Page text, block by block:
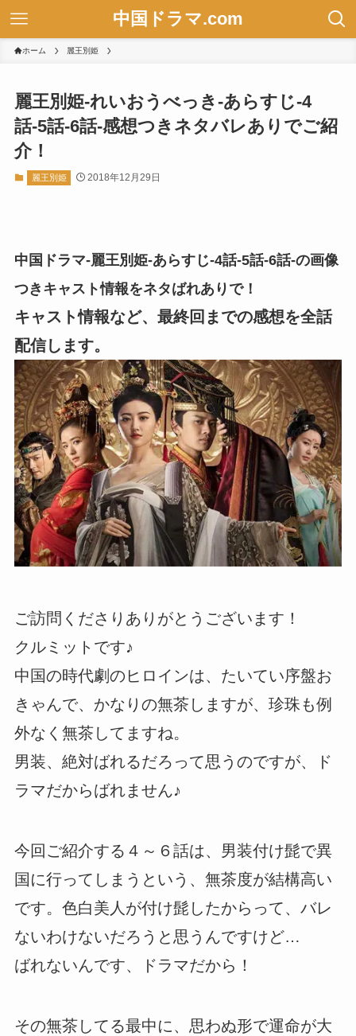
中国ドラマ.com
ホーム 麗王別姫
麗王別姫-れいおうべっき-あらすじ-4
話-5話-6話-感想つきネタバレありでご紹
介！
麗王別姫 2018年12月29日
中国ドラマ-麗王別姫-あらすじ-4話-5話-6話-の画像
つきキャスト情報をネタばれありで！
キャスト情報など、最終回までの感想を全話
配信します。
ご訪問くださりありがとうございます！
クルミットです♪
中国の時代劇のヒロインは、たいてい序盤お
きゃんで、かなりの無茶しますが、珍珠も例
外なく無茶してますね。
男装、絶対ばれるだろって思うのですが、ド
ラマだからばれません♪
今回ご紹介する４～６話は、男装付け髭で異
国に行ってしまうという、無茶度が結構高い
です。色白美人が付け髭したからって、バレ
ないわけないだろうと思うんですけど…
ばれないんです、ドラマだから！
その無茶してる最中に、思わぬ形で運命が大